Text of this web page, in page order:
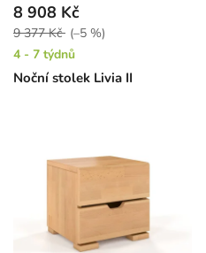
Noční stolek Livia II
8 908 Kč
9 377 Kč (–5 %)
4 - 7 týdnů